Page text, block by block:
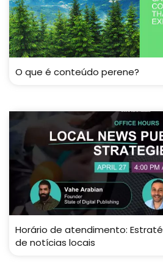
O que é conteúdo perene?
Horário de atendimento:
de notícias locais